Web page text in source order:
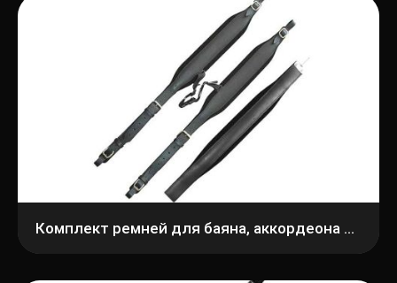
Комплект ремней для баяна, аккордеона АМС РБк4/4-3.1